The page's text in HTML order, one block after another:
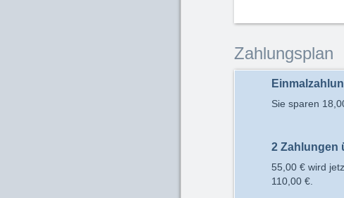
Zahlungsplan
Sie sparen
2 Zahlungen
55,00 € wird
110,00 €